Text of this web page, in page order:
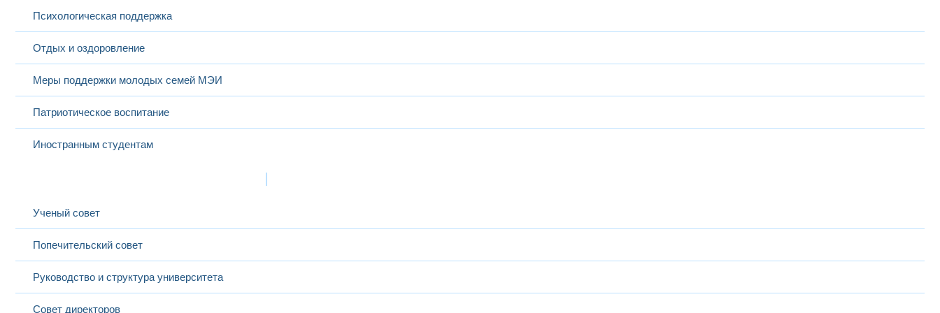
Психологическая поддержка
Отдых и оздоровление
Меры поддержки молодых семей МЭИ
Патриотическое воспитание
Иностранным студентам
Ученый совет
Попечительский совет
Руководство и структура университета
Совет директоров